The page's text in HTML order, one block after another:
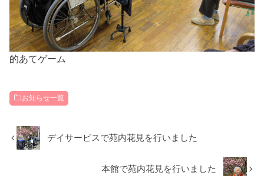
的あてゲーム
お知らせ一覧
デイサービスで苑内花見を行いました
本館で苑内花見を行いました